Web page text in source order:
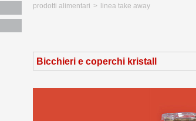
prodotti alimentari > linea take away
Bicchieri e coperchi kristall